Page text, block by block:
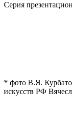
Серия
* фото В.Я.
искусств РФ